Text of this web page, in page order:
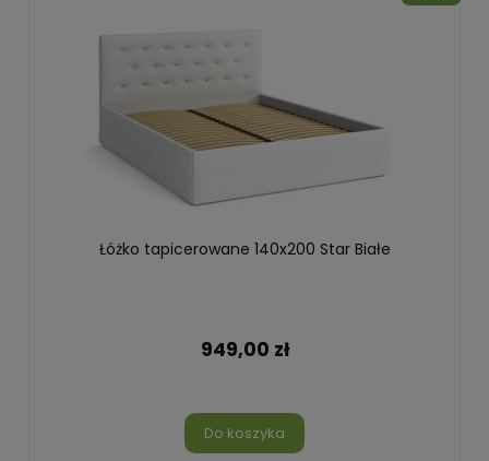
Łóżko tapicerowane 140x200 Star Białe
949,00 zł
Do koszyka